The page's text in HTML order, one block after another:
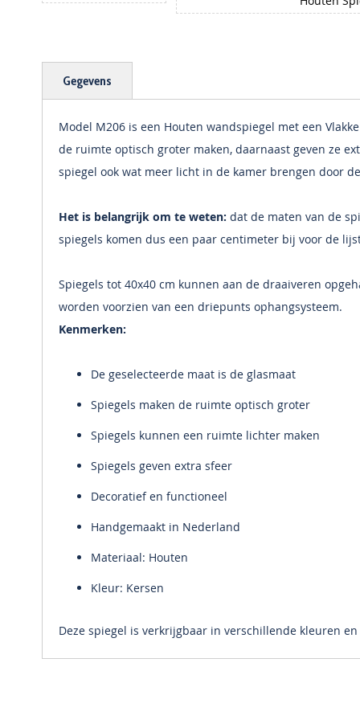
begin
de
gallerij
Gegevens
Model M206 is een Houten wandspiegel met een
de ruimte optisch groter maken, daarnaast geven ze
spiegel ook wat meer licht in de kamer brengen door
Het is belangrijk om te weten: dat de maten van de
spiegels komen dus een paar centimeter bij voor de
Spiegels tot 40x40 cm kunnen aan de draaiveren
worden voorzien van een driepunts ophangsysteem.
Kenmerken:
De geselecteerde maat is de glasmaat
Spiegels maken de ruimte optisch groter
Spiegels kunnen een ruimte lichter maken
Spiegels geven extra sfeer
Decoratief en functioneel
Handgemaakt in Nederland
Materiaal: Houten
Kleur: Kersen
Deze spiegel is verkrijgbaar in verschillende kleuren